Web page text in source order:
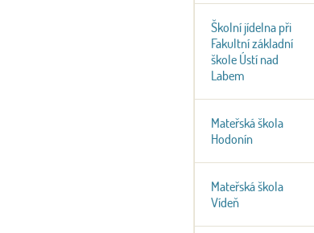
Školní jídelna při
Fakultní základní
škole Ústí nad
Labem
Mateřská škola
Hodonín
Mateřská škola
Vídeň